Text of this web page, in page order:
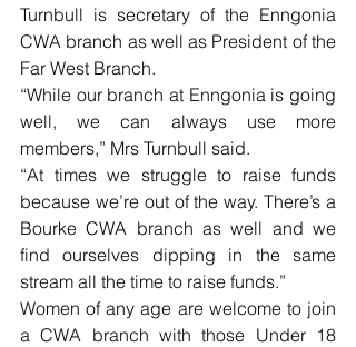
Turnbull is secretary of the Enngonia
CWA branch as well as President of the
Far West Branch.
“While our branch at Enngonia is going
well, we can always use more
members,” Mrs Turnbull said.
“At times we struggle to raise funds
because we’re out of the way. There’s a
Bourke CWA branch as well and we
find ourselves dipping in the same
stream all the time to raise funds.”
Women of any age are welcome to join
a CWA branch with those Under 18